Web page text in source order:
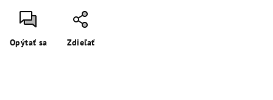
Opýtať sa Zdieľať